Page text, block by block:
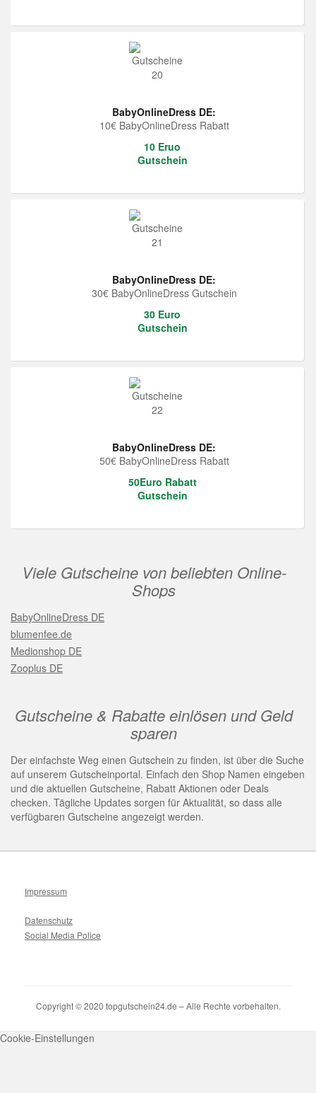
BabyOnlineDress DE:
10€ BabyOnlineDress Rabatt
10 Eruo
Gutschein
BabyOnlineDress DE:
30€ BabyOnlineDress Gutschein
30 Euro
Gutschein
BabyOnlineDress DE:
50€ BabyOnlineDress Rabatt
50Euro Rabatt
Gutschein
Viele Gutscheine von beliebten Online-
Shops
BabyOnlineDress DE
blumenfee.de
Medionshop DE
Zooplus DE
Gutscheine & Rabatte einlösen und Geld
sparen
Der einfachste Weg einen Gutschein zu finden, ist über die Suche
auf unserem Gutscheinportal. Einfach den Shop Namen eingeben
und die aktuellen Gutscheine, Rabatt Aktionen oder Deals
checken. Tägliche Updates sorgen für Aktualität, so dass alle
verfügbaren Gutscheine angezeigt werden.
Impressum
Datenschutz
Social Media Police
Copyright © 2020 topgutschein24.de – Alle Rechte vorbehalten.
Cookie-Einstellungen